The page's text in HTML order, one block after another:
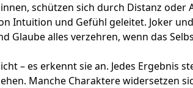
schützen sich durch Distanz oder
Intuition und Gefühl geleitet. Joker
Glaube alles verzehren, wenn das
– es erkennt sie an. Jedes Ergebnis
Manche Charaktere widersetzen